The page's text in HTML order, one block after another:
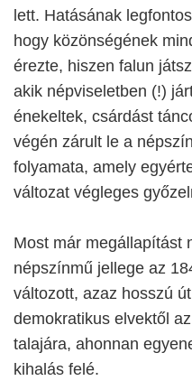
lett. Hatásának
hogy közönségének
érezte, hiszen falun
akik népviseletben (!)
énekeltek, csárdást
végén zárult le a
folyamata, amely
változat végleges
Most már megállapítást
népszínmű jellege az
változott, azaz hosszú
demokratikus elvektől
talajára, ahonnan
kihalás felé.